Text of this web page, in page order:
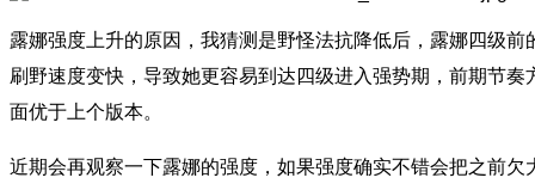
露娜强度上升的原因，我猜测是野怪法抗降低后，露娜四级前
刷野速度变快，导致她更容易到达四级进入强势期，前期节奏
面优于上个版本。
近期会再观察一下露娜的强度，如果强度确实不错会把之前欠